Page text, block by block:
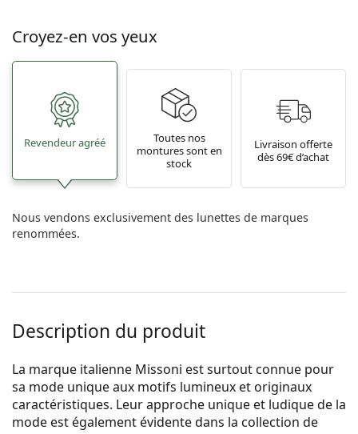
Croyez-en vos yeux
Revendeur agréé
Toutes nos
montures sont en
stock
Livraison offerte
dès 69€ d’achat
Nous vendons exclusivement des lunettes de marques
renommées.
Description du produit
La marque italienne Missoni est surtout connue pour
sa mode unique aux motifs lumineux et originaux
caractéristiques. Leur approche unique et ludique de la
mode est également évidente dans la collection de